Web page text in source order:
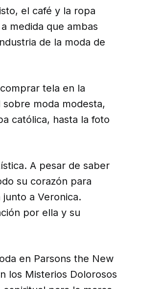
el café y la ropa
medida que ambas
de la moda de
tela en la
moda modesta,
católica, hasta la foto
A pesar de saber
su corazón para
a Veronica.
por ella y su
en Parsons the New
los Misterios Dolorosos